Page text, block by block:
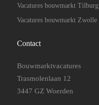
Vacatures bouwmarkt Tilburg
Vacatures bouwmarkt Zwolle
Contact
Bouwmarktvacatures
Trasmolenlaan 12
3447 GZ Woerden